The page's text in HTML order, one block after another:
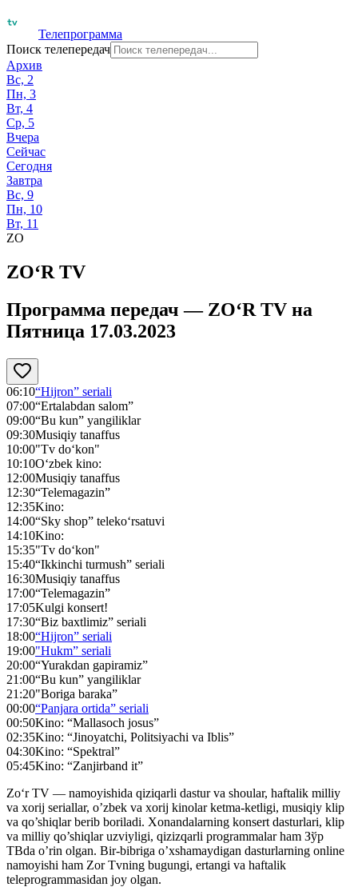
Телепрограмма
Поиск телепередач
Архив
Вс, 2
Пн, 3
Вт, 4
Ср, 5
Вчера
Сейчас
Сегодня
Завтра
Вс, 9
Пн, 10
Вт, 11
ZO
ZO‘R TV
Программа передач — ZO‘R TV на
Пятница 17.03.2023
06:10“Hijron” seriali
07:00“Ertalabdan salom”
09:00“Bu kun” yangiliklar
09:30Musiqiy tanaffus
10:00"Tv do‘kon"
10:10O‘zbek kino:
12:00Musiqiy tanaffus
12:30“Telemagazin”
12:35Kino:
14:00“Sky shop” teleko‘rsatuvi
14:10Kino:
15:35"Tv do‘kon"
15:40“Ikkinchi turmush” seriali
16:30Musiqiy tanaffus
17:00“Telemagazin”
17:05Kulgi konsert!
17:30“Biz baxtlimiz” seriali
18:00“Hijron” seriali
19:00"Hukm” seriali
20:00“Yurakdan gapiramiz”
21:00“Bu kun” yangiliklar
21:20"Boriga baraka”
00:00“Panjara ortida” seriali
00:50Kino: “Mallasoch josus”
02:35Kino: “Jinoyatchi, Politsiyachi va Iblis”
04:30Kino: “Spektral”
05:45Kino: “Zanjirband it”
Zo‘r TV — namoyishida qiziqarli dastur va shoular, haftalik milliy
va xorij seriallar, o’zbek va xorij kinolar ketma-ketligi, musiqiy klip
va qo’shiqlar berib boriladi. Xonandalarning konsert dasturlari, klip
va milliy qo’shiqlar uzviyligi, qizizqarli programmalar ham Зўр
ТВda o’rin olgan. Bir-bibriga o’xshamaydigan dasturlarning online
namoyishi ham Zor Tvning bugungi, ertangi va haftalik
teleprogrammasidan joy olgan.